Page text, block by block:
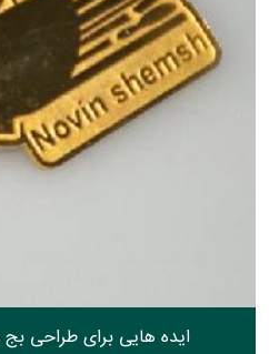
ایده هایی برای طراحی